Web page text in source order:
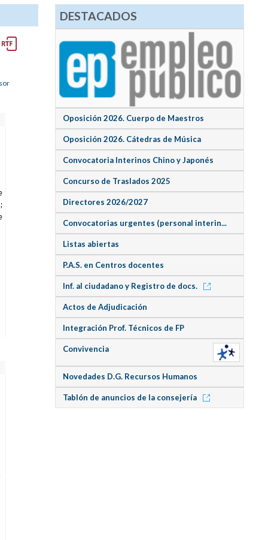
DESTACADOS
Oposición 2026. Cuerpo de Maestros
Oposición 2026. Cátedras de Música
Convocatoria Interinos Chino y Japonés
Concurso de Traslados 2025
Directores 2026/2027
Convocatorias urgentes (personal interin...
Listas abiertas
P.A.S. en Centros docentes
Inf. al ciudadano y Registro de docs.
Actos de Adjudicación
Integración Prof. Técnicos de FP
Convivencia
Novedades D.G. Recursos Humanos
Tablón de anuncios de la consejería